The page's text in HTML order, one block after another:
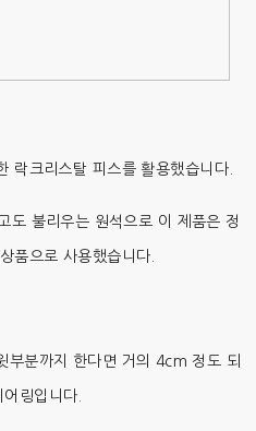
락크리스탈 피스를 활용했습니다.
도 불리우는 원석으로 이 제품은 정
품으로 사용했습니다.
부분까지 한다면 거의 4cm 정도 되
링입니다.